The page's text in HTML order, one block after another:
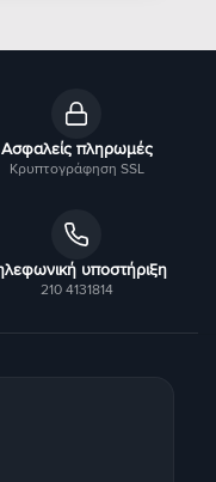
Ασφαλείς πληρωμές
Κρυπτογράφηση SSL
υποστήριξη
210 4131814